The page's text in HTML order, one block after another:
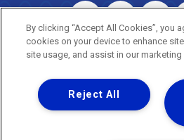
Copyright © 2026 -
Nossa natureza
By clicking “Accept All Cookies”, you
cookies on your device to enhance
site usage, and assist in our
Reject All